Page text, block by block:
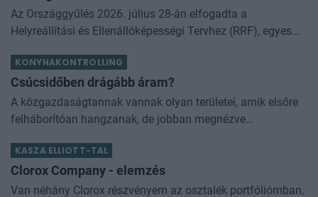
Az Országgyűlés 2026. július 28-án elfogadta a
Helyreállítási és Ellenállóképességi Tervhez (RRF), egyes
kapcsolódó adóintézkedésekről, v
KONYHAKONTROLLING
Csúcsidőben drágább áram?
A közgazdaságtannak vannak olyan területei, amik elsőre
felháborítóan hangzanak, de jobban megnézve
némi kellemetlenséggel is járnak. Az
KASZA ELLIOTT-TAL
Clorox Company - elemzés
Van néhány Clorox részvényem az osztalék portfóliómban,